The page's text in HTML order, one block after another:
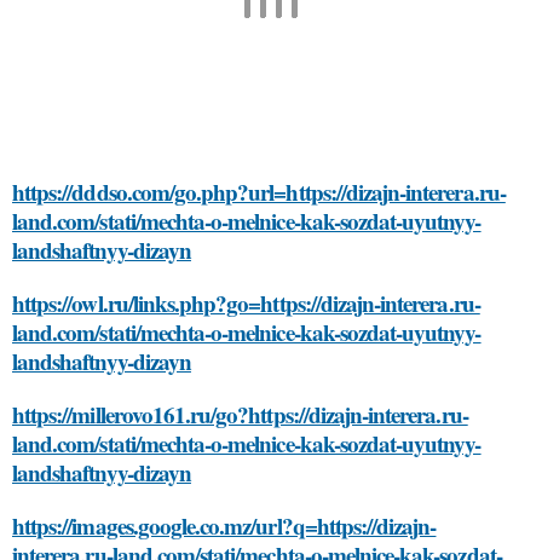
https://dddso.com/go.php?url=https://dizajn-interera.ru-
land.com/stati/mechta-o-melnice-kak-sozdat-uyutnyy-
landshaftnyy-dizayn
https://owl.ru/links.php?go=https://dizajn-interera.ru-
land.com/stati/mechta-o-melnice-kak-sozdat-uyutnyy-
landshaftnyy-dizayn
https://millerovo161.ru/go?https://dizajn-interera.ru-
land.com/stati/mechta-o-melnice-kak-sozdat-uyutnyy-
landshaftnyy-dizayn
https://images.google.co.mz/url?q=https://dizajn-